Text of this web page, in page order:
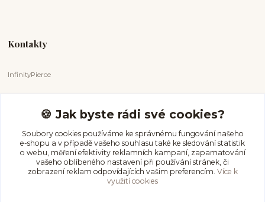
Kontakty
InfinityPierce
+420 731 681 038
(Po-Ne, 9-18 hod.)
info@infinitypierce.cz
🍪 Jak byste rádi své cookies?
Soubory cookies používáme ke správnému fungování našeho
e-shopu a v případě vašeho souhlasu také ke sledování statistik
o webu, měření efektivity reklamních kampaní, zapamatování
vašeho oblíbeného nastavení při používání stránek, či
zobrazení reklam odpovídajících vašim preferencím. Více k
využití cookies